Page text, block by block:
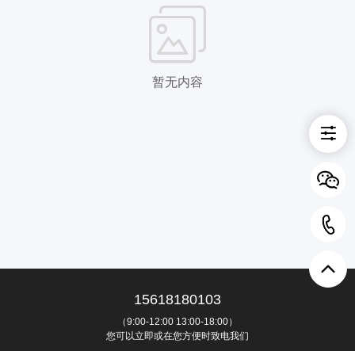
暂无内容
15618180103
（9:00-12:00 13:00-18:00）
您可以立即或在您方便时致电我们